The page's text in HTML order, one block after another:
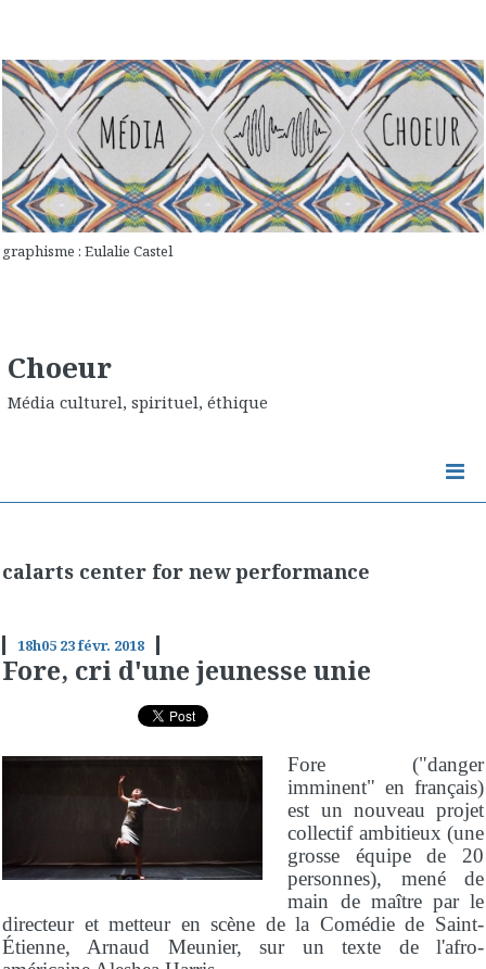
graphisme : Eulalie Castel
Choeur
Média culturel, spirituel, éthique
calarts center for new performance
18h05 23févr. 2018
Fore, cri d'une jeunesse unie
Fore ("danger
imminent" en français)
est un nouveau projet
collectif ambitieux (une
grosse équipe de 20
personnes), mené de
main de maître par le
directeur et metteur en scène de la Comédie de Saint-
Étienne, Arnaud Meunier, sur un texte de l'afro-